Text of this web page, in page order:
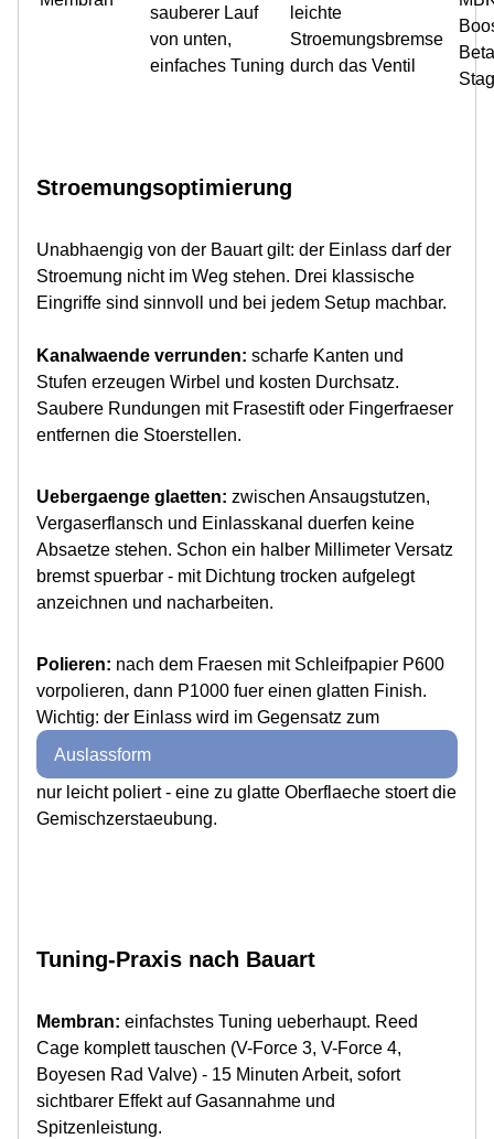
sauberer Lauf
von unten,
einfaches Tuning
leichte
Stroemungsbremse
durch das Ventil
Stroemungsoptimierung
Unabhaengig von der Bauart gilt: der Einlass darf der
Stroemung nicht im Weg stehen. Drei klassische
Eingriffe sind sinnvoll und bei jedem Setup machbar.
Kanalwaende verrunden: scharfe Kanten und
Stufen erzeugen Wirbel und kosten Durchsatz.
Saubere Rundungen mit Frasestift oder Fingerfraeser
entfernen die Stoerstellen.
Uebergaenge glaetten: zwischen Ansaugstutzen,
Vergaserflansch und Einlasskanal duerfen keine
Absaetze stehen. Schon ein halber Millimeter Versatz
bremst spuerbar - mit Dichtung trocken aufgelegt
anzeichnen und nacharbeiten.
Polieren: nach dem Fraesen mit Schleifpapier P600
vorpolieren, dann P1000 fuer einen glatten Finish.
Wichtig: der Einlass wird im Gegensatz zum
Auslassform
nur leicht poliert - eine zu glatte Oberflaeche stoert die
Gemischzerstaeubung.
Tuning-Praxis nach Bauart
Membran: einfachstes Tuning ueberhaupt. Reed
Cage komplett tauschen (V-Force 3, V-Force 4,
Boyesen Rad Valve) - 15 Minuten Arbeit, sofort
sichtbarer Effekt auf Gasannahme und
Spitzenleistung.